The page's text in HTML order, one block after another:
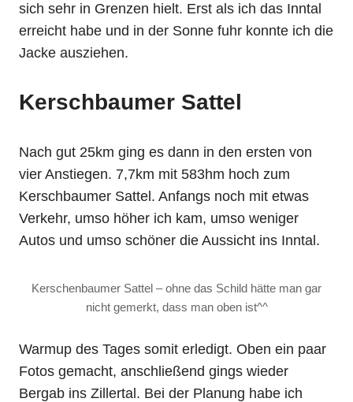
sich sehr in Grenzen hielt. Erst als ich das Inntal
erreicht habe und in der Sonne fuhr konnte ich die
Jacke ausziehen.
Kerschbaumer Sattel
Nach gut 25km ging es dann in den ersten von
vier Anstiegen. 7,7km mit 583hm hoch zum
Kerschbaumer Sattel. Anfangs noch mit etwas
Verkehr, umso höher ich kam, umso weniger
Autos und umso schöner die Aussicht ins Inntal.
Kerschenbaumer Sattel – ohne das Schild hätte man gar
nicht gemerkt, dass man oben ist^^
Warmup des Tages somit erledigt. Oben ein paar
Fotos gemacht, anschließend gings wieder
Bergab ins Zillertal. Bei der Planung habe ich